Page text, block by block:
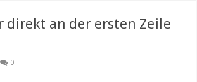
direkt an der ersten Zeile
0